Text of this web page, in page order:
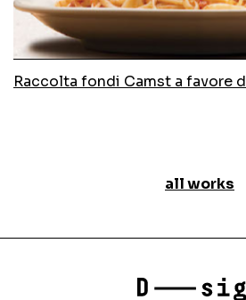
Raccolta fondi Camst a favore
all works